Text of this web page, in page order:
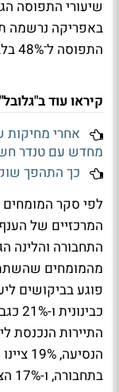
התפוסה ל־48% בלבד במרץ, לעומת 75% בינואר.
קיראו עוד ב"גלובל"
מחדש עם טנדר חשמלי
כך התהפך שוק
המרכזיים של
מהמומחים
בתחבורה, ו-17% הצביעו על ירידה בקיבולת האווירית.